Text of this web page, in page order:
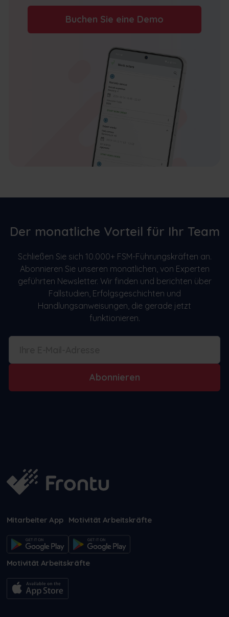
Buchen Sie eine Demo
Der monatliche Vorteil für Ihr Team
Schließen Sie sich 10.000+ FSM-Führungskräften an.
Abonnieren Sie unseren monatlichen, von Experten
geführten Newsletter. Wir finden und berichten über
Fallstudien, Erfolgsgeschichten und
Handlungsanweisungen, die gerade jetzt
funktionieren.
Abonnieren
Mitarbeiter App Motivität Arbeitskräfte
Motivität Arbeitskräfte